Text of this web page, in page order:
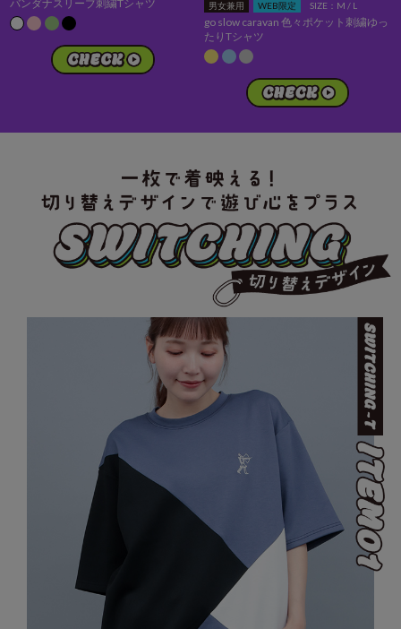
バンダナスリーブ刺繍Tシャツ 男女兼用 WEB限定 SIZE：M / L
go slow caravan 色々ポケット刺繍ゆっ
たりTシャツ